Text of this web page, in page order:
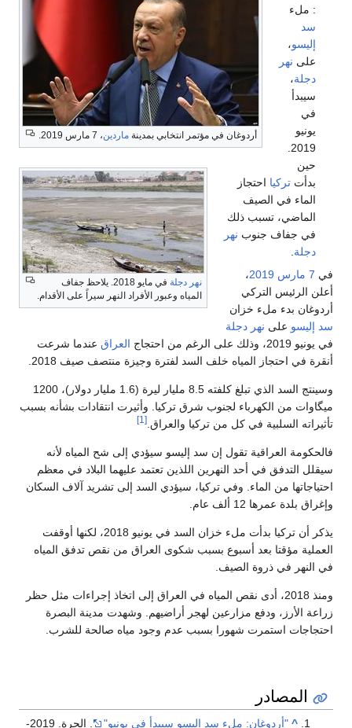
أردوغان في مؤتمر انتخابي بمدينة ماردين، 7 مارس 2019.
نهر دجلة
في مايو 2018. يلاحظ جفاف
المياه وعبور الأفراد النهر سيراً على الأقدام.
: ملء
سد
إليسو،
على نهر
دجلة،
سيبدأ
في
يونيو
حين
بدأتتركيا احتجاز
الماء في الصيف
الماضي، تسبب ذلك
في جفاف جنوب نهر
دجلة
في 7 مارس 2019،
أعلن الرئيس التركي
أردوغان بدء ملء خزان
سد إليسو على نهر دجلة
في يونيو 2019، وذلك على الرغم من احتجاج
العراق عندما شرعت
أنقرة في احتجاز المياه خلف السد لفترة وجيزة منتصف صيف 2018.
وسينتج السد الذي تبلغ كلفته 8.5 مليار ليرة (1.6 مليار دولار)، 1200
ميگاوات من الكهرباء لجنوب شرق تركيا. وأثيرت انتقادات بشأنه بسبب
تأثيراته السلبية في كل من تركيا والعراق. [1]
فالحكومة العراقية تقول إن سد إليسو سيؤدي إلى شح المياه لأنه
سيقلل التدفق في أحد النهرين اللذين تعتمد عليهما البلاد في معظم
احتياجاتها من الماء. وفي تركيا، سيؤدي السد إلى تشريد آلاف السكان
وإغراق بلدة عمرها 12 ألف عام.
يذكر أن تركيا بدأت ملء خزان السد في يونيو 2018، لكنها أوقفت
العملية مؤقتا بعد أسبوع بسبب شكوى العراق من نقص تدفق المياه
في النهر في ذروة الصيف.
ومنذ 2018، أدى نقص المياه في العراق إلى اتخاذ إجراءات مثل حظر
زراعة الأرز، ودفع مزارعين لهجر أراضيهم. وشهدت مدينة البصرة
احتجاجات استمرت شهورا بسبب عدم وجود مياه صالحة للشرب.
المصادر
^ "أردوغان: ملء سد إليسو سيبدأ في يونيو" . الحرة. 2019-